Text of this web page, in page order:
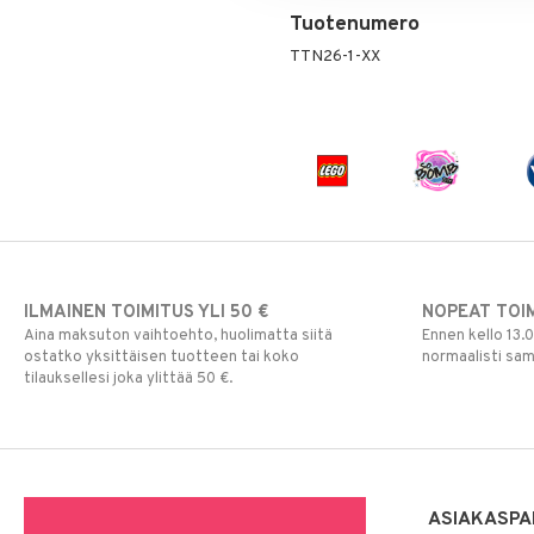
Tuotenumero
TTN26-1-XX
ILMAINEN TOIMITUS YLI 50 €
Aina maksuton vaihtoehto, huolimatta siitä
ostatko yksittäisen tuotteen tai koko
tilauksellesi joka ylittää 50 €.
NOPEAT
Ennen kello
normaalisti